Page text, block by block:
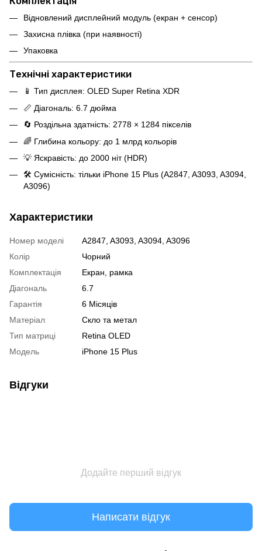
Відновлений дисплейний модуль (екран + сенсор)
Захисна плівка (при наявності)
Упаковка
Технічні характеристики
📱 Тип дисплея: OLED Super Retina XDR
📏 Діагональ: 6.7 дюйма
🔄 Роздільна здатність: 2778 × 1284 пікселів
🌈 Глибина кольору: до 1 млрд кольорів
💡 Яскравість: до 2000 ніт (HDR)
🛠️ Сумісність: тільки iPhone 15 Plus (A2847, A3093, A3094,
A3096)
Характеристики
Номер моделі
A2847, A3093, A3094, A3096
Колір
Чорний
Комплектація
Екран, рамка
Діагональ
6.7
Гарантія
6 Місяців
Матеріал
Скло та метал
Тип матриці
Retina OLED
Модель
iPhone 15 Plus
Відгуки
Додайте перший відгук
Написати відгук